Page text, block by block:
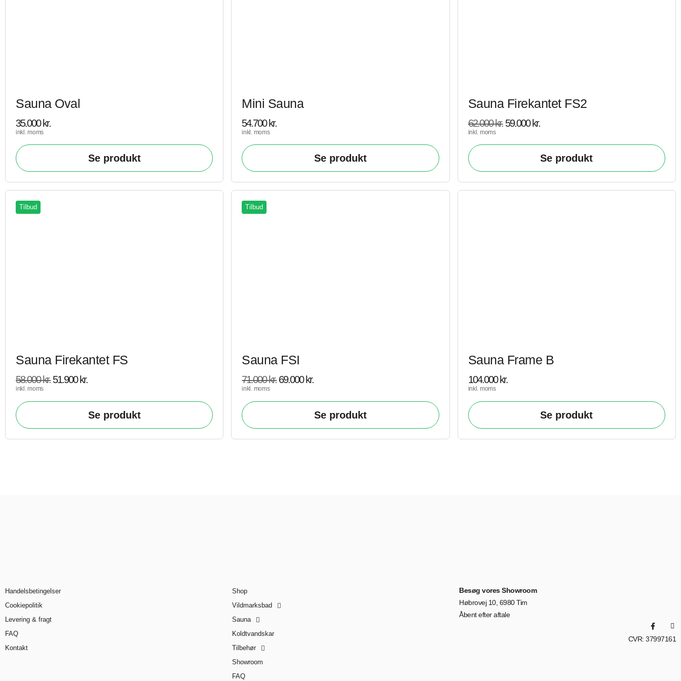
Sauna Oval
35.000 kr.
inkl. moms
Se produkt
Mini Sauna
54.700 kr.
inkl. moms
Se produkt
Sauna Firekantet FS2
62.000kr. 59.000 kr.
inkl. moms
Se produkt
Tilbud
Sauna Firekantet FS
58.000kr. 51.900 kr.
inkl. moms
Se produkt
Tilbud
Sauna FSI
71.000kr. 69.000 kr.
inkl. moms
Se produkt
Sauna Frame B
104.000 kr.
inkl. moms
Se produkt
Handelsbetingelser
Cookiepolitik
Levering & fragt
FAQ
Kontakt
Shop
Vildmarksbad
Sauna
Koldtvandskar
Tilbehør
Showroom
FAQ
Besøg vores Showroom
Høbrovej 10, 6980 Tim
Åbent efter aftale
CVR: 37997161